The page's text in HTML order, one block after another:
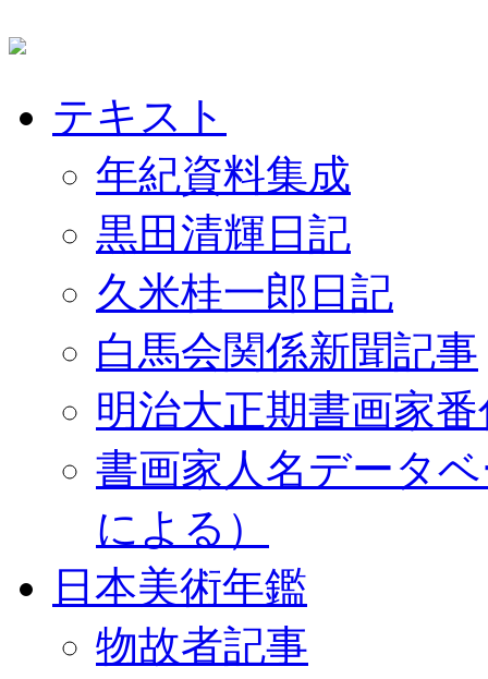
テキスト
年紀資料集成
黒田清輝日記
久米桂一郎日記
白馬会関係新聞記事
明治大正期書画家
書画家人名データ
による）
日本美術年鑑
物故者記事